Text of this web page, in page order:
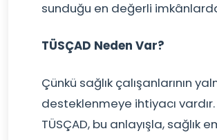
sunduğu en değerli
TÜSÇAD Neden Var?
Çünkü sağlık çalışanlarının
desteklenmeye ihtiyacı vardır.
TÜSÇAD, bu anlayışla,